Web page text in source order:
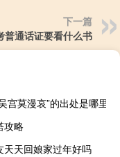
下一篇
普通话证要看什么书
宫莫漫哀”的出处是哪里
攻略
天天回娘家过年好吗